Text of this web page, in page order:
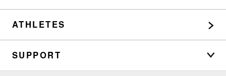
ATHLETES
SUPPORT